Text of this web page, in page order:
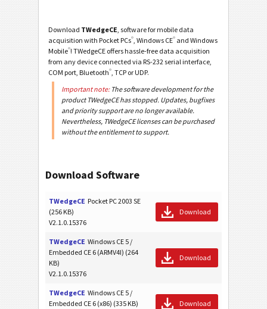
Download TWedgeCE, software for mobile data
acquisition with Pocket PCs®, Windows CE® and Windows
Mobile®! TWedgeCE offers hassle-free data acquisition
from any device connected via RS-232 serial interface,
COM port, Bluetooth®, TCP or UDP.
Important note:The software development for the
product TWedgeCE has stopped. Updates, bugfixes
and priority support are no longer available.
Nevertheless, TWedgeCE licenses can be purchased
without the entitlement to support.
Download Software
TWedgeCE Pocket PC 2003 SE
(256 KB)
V2.1.0.15376
Download
TWedgeCE Windows CE 5 /
Embedded CE 6 (ARMV4I) (264
KB)
V2.1.0.15376
Download
TWedgeCE Windows CE 5 /
Embedded CE 6 (x86) (335 KB)
Download